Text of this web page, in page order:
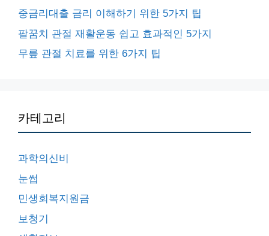
중금리대출 금리 이해하기 위한 5가지 팁
팔꿈치 관절 재활운동 쉽고 효과적인 5가지
무릎 관절 치료를 위한 6가지 팁
카테고리
과학의신비
눈썹
민생회복지원금
보청기